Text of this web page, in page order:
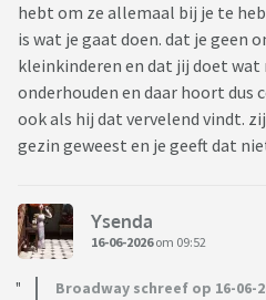
hebt om ze allemaal bij je te
is wat je gaat doen. dat je geen
kleinkinderen en dat jij doet
onderhouden en daar hoort dus
ook als hij dat vervelend vindt.
gezin geweest en je geeft dat
Ysenda
16-06-2026om 09:52
Broadway schreef op 16-06-